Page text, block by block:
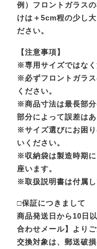
例）フロントガラス
けは＋5cm程の少し
ださい。
【注意事項】
※専用サイズではなく
※必ずフロントガラ
ください。
※商品寸法は最長部
部分によって誤差はあ
※サイズ選びにお困
いください。
※収納袋は製造時期
座います。
※取扱説明書は付属し
□保証につきまして
商品発送日から10日
合わせメール】よりご
交換対象は、郵送破